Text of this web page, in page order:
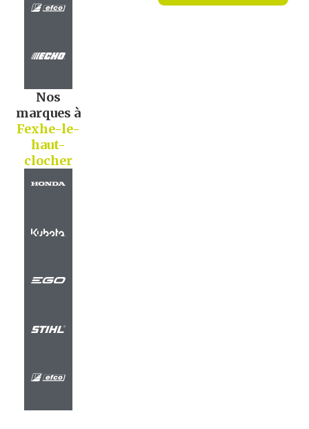
Nos
marques à
Fexhe-le-
haut-
clocher